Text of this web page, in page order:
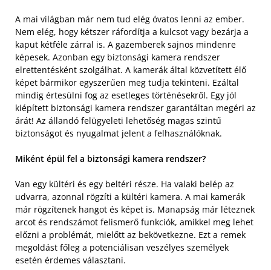
A mai világban már nem tud elég óvatos lenni az ember.
Nem elég, hogy kétszer ráfordítja a kulcsot vagy bezárja a
kaput kétféle zárral is. A gazemberek sajnos mindenre
képesek. Azonban egy biztonsági kamera rendszer
elrettentésként szolgálhat. A kamerák által közvetített élő
képet bármikor egyszerűen meg tudja tekinteni. Ezáltal
mindig értesülni fog az esetleges történésekről. Egy jól
kiépített biztonsági kamera rendszer garantáltan megéri az
árát! Az állandó felügyeleti lehetőség magas szintű
biztonságot és nyugalmat jelent a felhasználóknak.
Miként épül fel a biztonsági kamera rendszer?
Van egy kültéri és egy beltéri része. Ha valaki belép az
udvarra, azonnal rögzíti a kültéri kamera. A mai kamerák
már rögzítenek hangot és képet is. Manapság már léteznek
arcot és rendszámot felismerő funkciók, amikkel meg lehet
előzni a problémát, mielőtt az bekövetkezne. Ezt a remek
megoldást főleg a potenciálisan veszélyes személyek
esetén érdemes választani.